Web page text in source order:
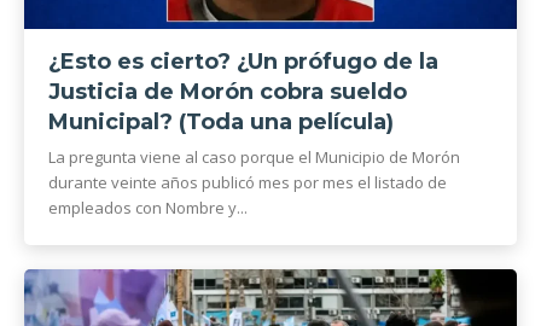
¿Esto es cierto? ¿Un prófugo de la
Justicia de Morón cobra sueldo
Municipal? (Toda una película)
La pregunta viene al caso porque el Municipio de Morón
durante veinte años publicó mes por mes el listado de
empleados con Nombre y...